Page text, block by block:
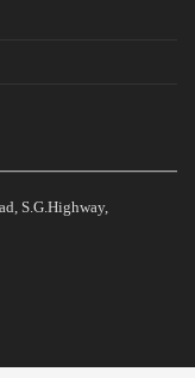
S.G.Highway,